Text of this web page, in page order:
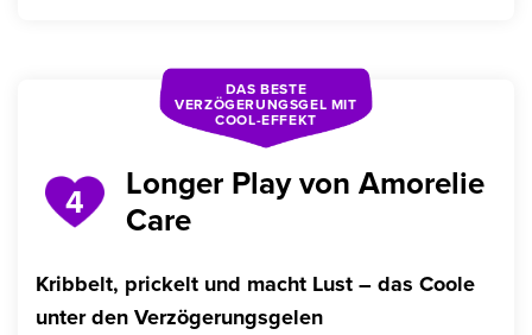
4
Longer Play von Amorelie
Care
DAS BESTE
VERZÖGERUNGSGEL MIT
COOL-EFFEKT
Kribbelt, prickelt und macht Lust – das Coole
unter den Verzögerungsgelen